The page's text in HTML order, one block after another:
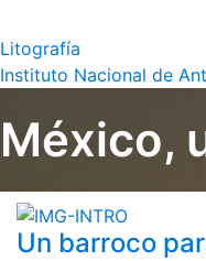
Litografía
Instituto Nacional de
México,
Un barroco